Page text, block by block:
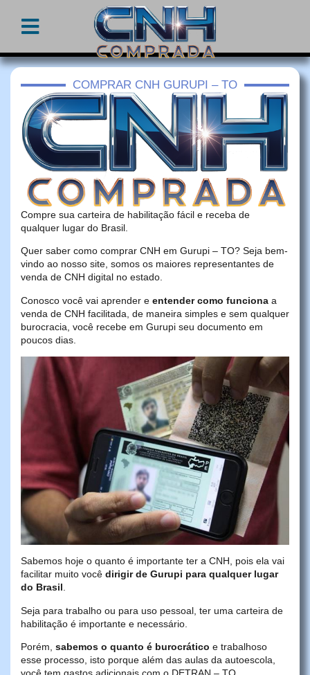
COMPRAR CNH GURUPI – TO
Compre sua carteira de habilitação fácil e receba de
qualquer lugar do Brasil.
Quer saber como comprar CNH em Gurupi – TO? Seja bem-
vindo ao nosso site, somos os maiores representantes de
venda de CNH digital no estado.
Conosco você vai aprender e entender como funciona a
venda de CNH facilitada, de maneira simples e sem qualquer
burocracia, você recebe em Gurupi seu documento em
poucos dias.
Sabemos hoje o quanto é importante ter a CNH, pois ela vai
facilitar muito você dirigir de Gurupi para qualquer lugar
do Brasil.
Seja para trabalho ou para uso pessoal, ter uma carteira de
habilitação é importante e necessário.
Porém, sabemos o quanto é burocrático e trabalhoso
esse processo, isto porque além das aulas da autoescola,